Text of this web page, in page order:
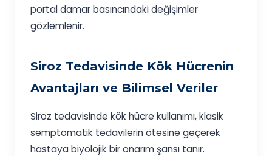
portal damar basıncındaki değişimler
gözlemlenir.
Siroz Tedavisinde Kök Hücrenin
Avantajları ve Bilimsel Veriler
Siroz tedavisinde kök hücre kullanımı, klasik
semptomatik tedavilerin ötesine geçerek
hastaya biyolojik bir onarım şansı tanır.